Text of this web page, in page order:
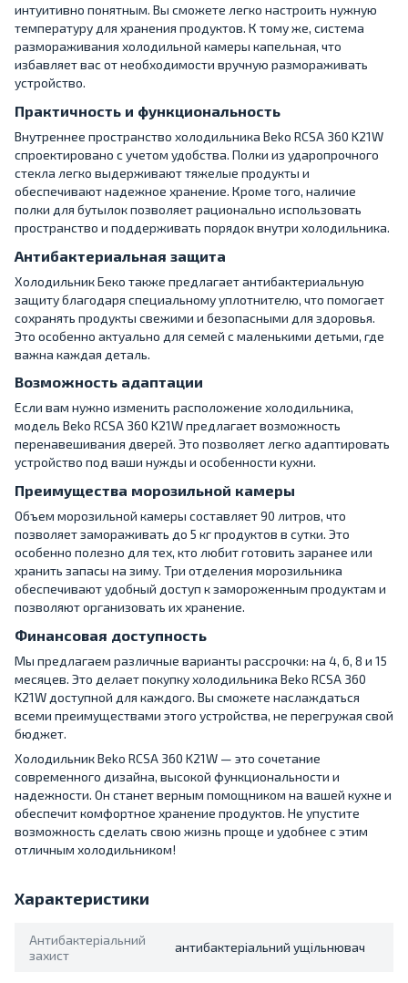
интуитивно понятным. Вы сможете легко настроить нужную
температуру для хранения продуктов. К тому же, система
размораживания холодильной камеры капельная, что
избавляет вас от необходимости вручную размораживать
устройство.
Практичность и функциональность
Внутреннее пространство холодильника Beko RCSA 360 K21W
спроектировано с учетом удобства. Полки из ударопрочного
стекла легко выдерживают тяжелые продукты и
обеспечивают надежное хранение. Кроме того, наличие
полки для бутылок позволяет рационально использовать
пространство и поддерживать порядок внутри холодильника.
Антибактериальная защита
Холодильник Беко также предлагает антибактериальную
защиту благодаря специальному уплотнителю, что помогает
сохранять продукты свежими и безопасными для здоровья.
Это особенно актуально для семей с маленькими детьми, где
важна каждая деталь.
Возможность адаптации
Если вам нужно изменить расположение холодильника,
модель Beko RCSA 360 K21W предлагает возможность
перенавешивания дверей. Это позволяет легко адаптировать
устройство под ваши нужды и особенности кухни.
Преимущества морозильной камеры
Объем морозильной камеры составляет 90 литров, что
позволяет замораживать до 5 кг продуктов в сутки. Это
особенно полезно для тех, кто любит готовить заранее или
хранить запасы на зиму. Три отделения морозильника
обеспечивают удобный доступ к замороженным продуктам и
позволяют организовать их хранение.
Финансовая доступность
Мы предлагаем различные варианты рассрочки: на 4, 6, 8 и 15
месяцев. Это делает покупку холодильника Beko RCSA 360
K21W доступной для каждого. Вы сможете наслаждаться
всеми преимуществами этого устройства, не перегружая свой
бюджет.
Холодильник Beko RCSA 360 K21W — это сочетание
современного дизайна, высокой функциональности и
надежности. Он станет верным помощником на вашей кухне и
обеспечит комфортное хранение продуктов. Не упустите
возможность сделать свою жизнь проще и удобнее с этим
отличным холодильником!
Характеристики
Антибактеріальний
захист
антибактеріальний ущільнювач